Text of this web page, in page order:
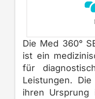
Die Med 360°
ist ein
für
Leistungen.
ihren Ursprung